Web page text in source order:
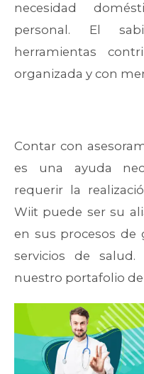
necesidad
personal. El
herramientas
organizada y con
Contar con
es una ayuda
requerir la
Wiit puede ser su
en sus procesos de
servicios de salud.
nuestro portafolio de